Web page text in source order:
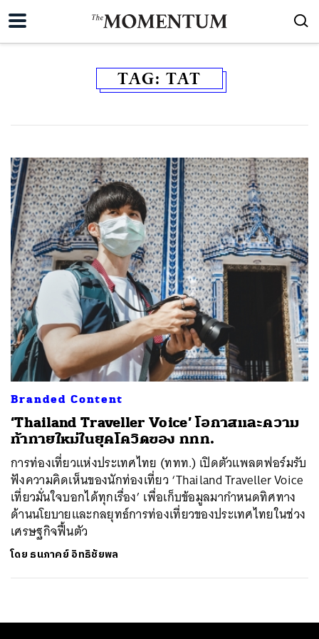
TAG: TAT
Branded Content
‘Thailand Traveller Voice’ โอกาสและความ
ท้าทายใหม่ในยุคโควิดของ ททท.
การท่องเที่ยวแห่งประเทศไทย (ททท.) เปิดตัวแพลตฟอร์มรับ
ฟังความคิดเห็นของนักท่องเที่ยว ‘Thailand Traveller Voice
เที่ยวมั่นใจบอกได้ทุกเรื่อง’ เพื่อเก็บข้อมูลมากำหนดทิศทาง
ด้านนโยบายและกลยุทธ์การท่องเที่ยวของประเทศไทยในช่วง
เศรษฐกิจฟื้นตัว
โดย ธนภาคย์ อิทธิชัยพล
ค้นหา
SHARE TWEET LINE EMAIL